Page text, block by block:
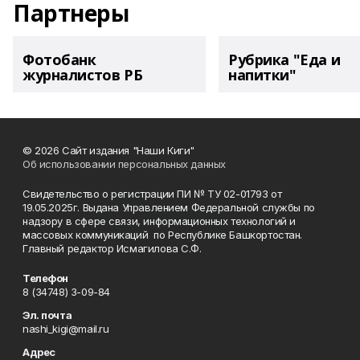
Партнеры
Фотобанк
журналистов РБ
Рубрика "Еда и
напитки"
© 2026 Сайт издания "Наши Киги"
Об использовании персональных данных
Свидетельство о регистрации ПИ № ТУ 02-01793 от
19.05.2025г. Выдана Управлением Федеральной службы по
надзору в сфере связи, информационных технологий и
массовых коммуникаций по Республике Башкортостан.
Главный редактор Исмагилова С.Ф.
Телефон
8 (34748) 3-09-84
Эл. почта
nashi_kigi@mail.ru
Адрес